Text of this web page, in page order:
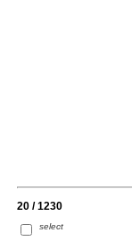
20 / 1230
select